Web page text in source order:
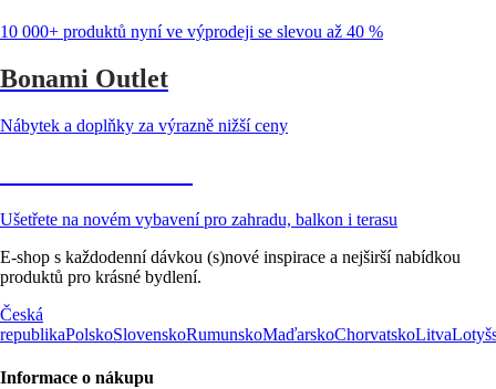
10 000+ produktů nyní ve výprodeji se slevou až 40 %
Bonami Outlet
Nábytek a doplňky za výrazně nižší ceny
Ušetřete na novém vybavení pro zahradu, balkon i terasu
E-shop s každodenní dávkou (s)nové inspirace a nejširší nabídkou
produktů pro krásné bydlení.
Česká
republikaPolskoSlovenskoRumunskoMaďarskoChorvatskoLitva
Informace o nákupu